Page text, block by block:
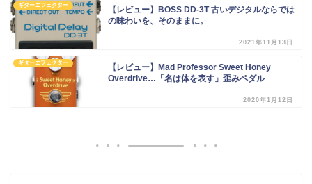
ギターエフェクター
【レビュー】BOSS DD-3T 古いデジタルならでは
の味わいを、そのままに。
2021年11月13日
ギターエフェクター
【レビュー】Mad Professor Sweet Honey
Overdrive…「名は体を表す」歪みペダル
2020年1月12日